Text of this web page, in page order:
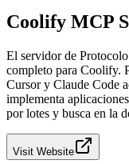
Coolify MCP
El servidor de
completo para Coolify.
Cursor y Claude Code
implementa
por lotes y busca en la
Visit Website